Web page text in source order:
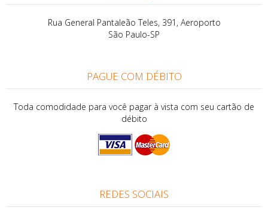
Rua General Pantaleão Teles, 391, Aeroporto
São Paulo-SP
PAGUE COM DÉBITO
Toda comodidade para você pagar à vista com seu cartão de
débito
REDES SOCIAIS